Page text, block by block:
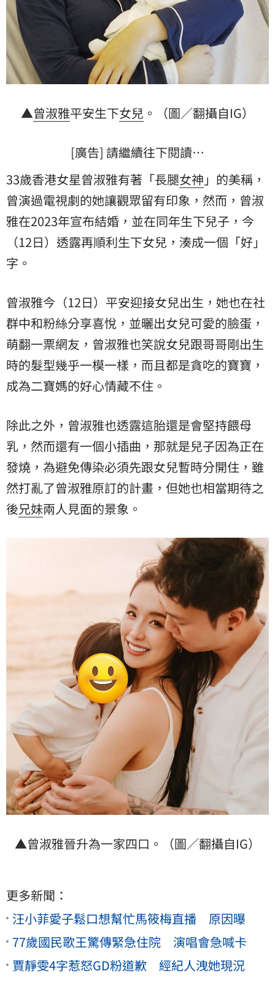
▲曾淑雅平安生下女兒 。（圖／翻攝自IG）
[廣告] 請繼續往下閱讀…
33歲香港女星曾淑雅有著「長腿女神 」的美稱，
曾演過電視劇的她讓觀眾留有印象，然而，曾淑
雅在2023年宣布結婚，並在同年生下兒子，今
（12日）透露再順利生下女兒，湊成一個「好」
字。
曾淑雅今（12日）平安迎接女兒出生，她也在社
群中和粉絲分享喜悅，並曬出女兒可愛的臉蛋，
萌翻一票網友，曾淑雅也笑說女兒跟哥哥剛出生
時的髮型幾乎一模一樣，而且都是貪吃的寶寶，
成為二寶媽的好心情藏不住。
除此之外，曾淑雅也透露這胎還是會堅持餵母
乳，然而還有一個小插曲，那就是兒子因為正在
發燒 ，為避免傳染必須先跟女兒暫時分開住，雖
然打亂了曾淑雅原訂的計畫，但她也相當期待之
後兄妹兩人見面的景象。
▲曾淑雅晉升為一家四口。（圖／翻攝自IG）
更多新聞：
汪小菲愛子鬆口想幫忙馬筱梅直播 原因曝
77歲國民歌王驚傳緊急住院 演唱會急喊卡
賈靜雯4字惹怒GD粉道歉 經紀人洩她現況